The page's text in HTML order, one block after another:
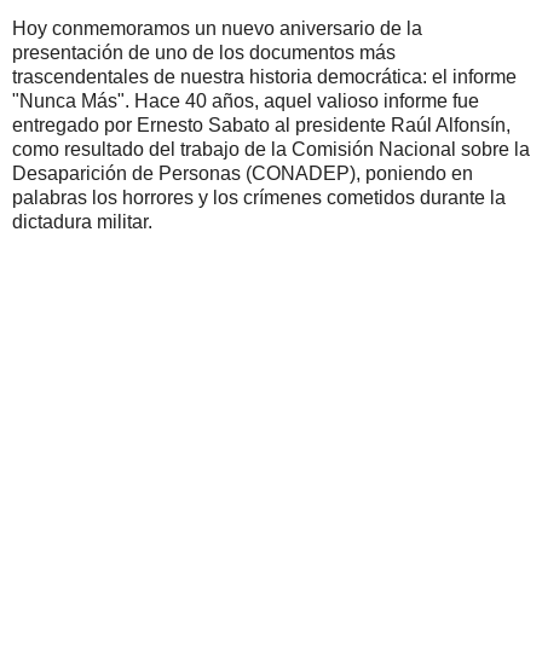
Hoy conmemoramos un nuevo aniversario de la
presentación de uno de los documentos más
trascendentales de nuestra historia democrática: el informe
"Nunca Más". Hace 40 años, aquel valioso informe fue
entregado por Ernesto Sabato al presidente Raúl Alfonsín,
como resultado del trabajo de la Comisión Nacional sobre la
Desaparición de Personas (CONADEP), poniendo en
palabras los horrores y los crímenes cometidos durante la
dictadura militar.